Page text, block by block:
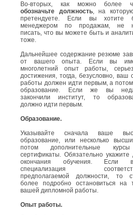
Во-вторых, как можно более
обозначьте должность, на
претендуете. Если вы хотите
менеджером по продажам, не
писать, что вы можете быть и
тоже.
Дальнейшее содержание резюме
от вашего опыта. Если вы
многолетний опыт работы,
достижения, тогда, безусловно, ваш
работы должен идти первым, а
образование. Если же вы
закончили институт, то
должно идти первым.
Образование.
Указывайте сначала ваше
образование, или несколько
потом дополнительные
сертификаты. Обязательно укажите
окончания обучения. Если
специализация
предполагаемой должности, то
более подробно остановиться на
вашей дипломной работы.
Опыт работы.